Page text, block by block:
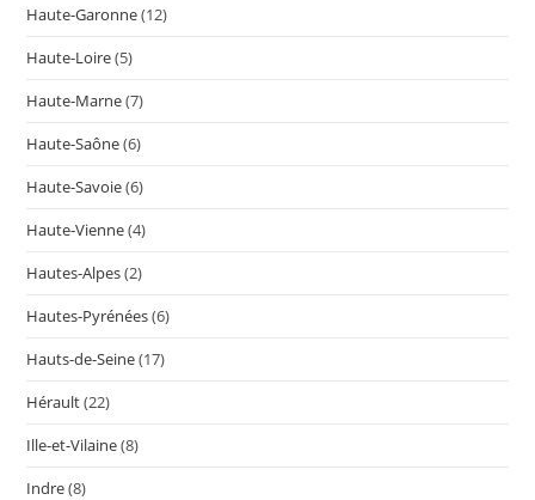
Haute-Garonne(12)
Haute-Loire(5)
Haute-Marne(7)
Haute-Saône(6)
Haute-Savoie(6)
Haute-Vienne(4)
Hautes-Alpes(2)
Hautes-Pyrénées(6)
Hauts-de-Seine(17)
Hérault(22)
Ille-et-Vilaine(8)
Indre(8)